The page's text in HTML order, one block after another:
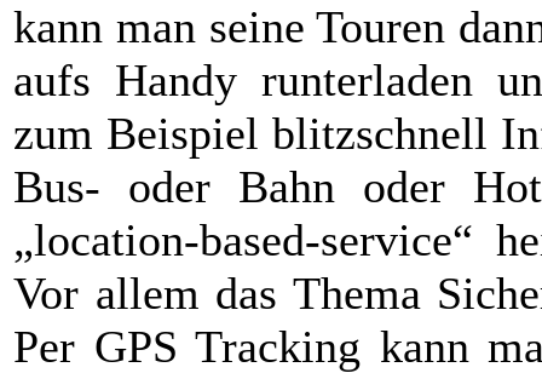
kann man seine Touren
aufs Handy runterladen
zum Beispiel blitzschnell
Bus- oder Bahn oder
„location-based-service“
Vor allem das Thema
Per GPS Tracking kann